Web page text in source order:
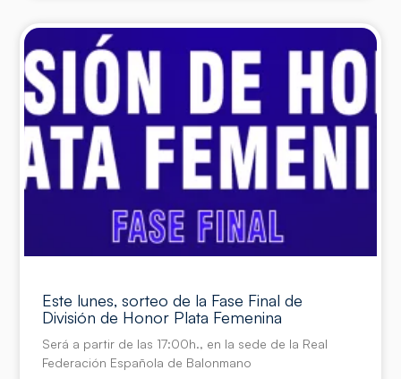
Este lunes, sorteo de la Fase Final de
División de Honor Plata Femenina
Será a partir de las 17:00h., en la sede de la Real
Federación Española de Balonmano